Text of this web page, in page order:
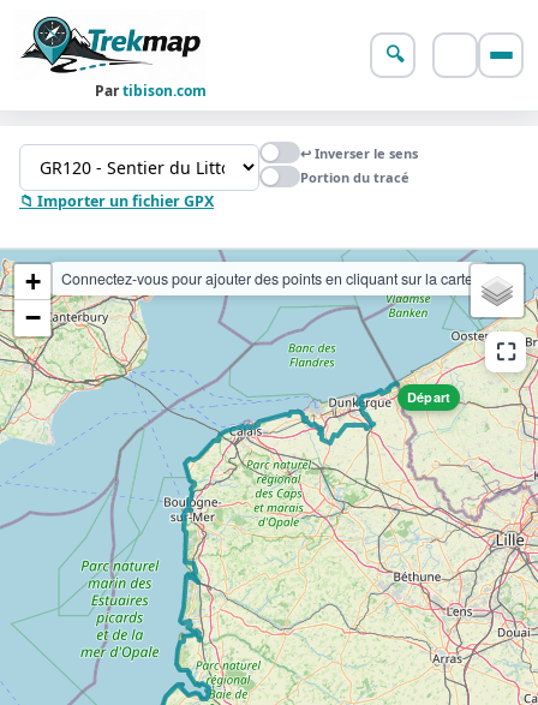
Partibison.com
🔍
Trekmap — Carte↩ Inverser le sens
Portion du tracé
📁 Importer un fichier GPX
Connectez-vous pour ajouter des points en cliquant sur la carte.
Départ
+
−
⛶